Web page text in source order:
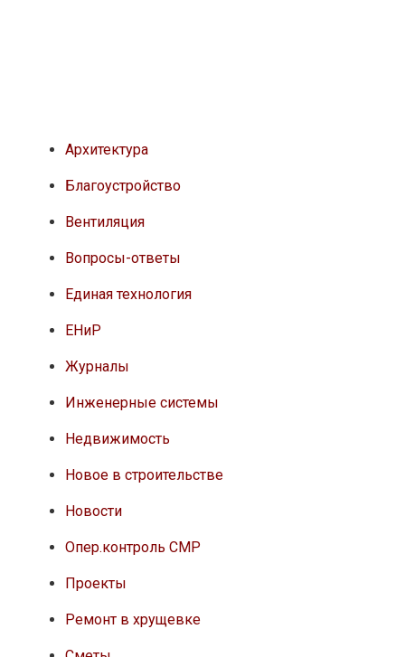
Архитектура
Благоустройство
Вентиляция
Вопросы-ответы
Единая технология
ЕНиР
Журналы
Инженерные системы
Недвижимость
Новое в строительстве
Новости
Опер.контроль СМР
Проекты
Ремонт в хрущевке